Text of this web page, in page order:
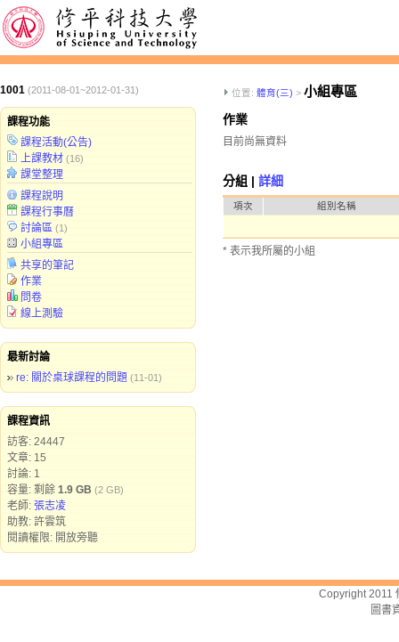
1001 (2011-08-01~2012-01-31)
課程功能
課程活動(公告)
上課教材 (16)
課堂整理
課程說明
課程行事曆
討論區 (1)
小組專區
共享的筆記
作業
問卷
線上測驗
最新討論
re: 關於桌球課程的問題 (11-01)
課程資訊
訪客: 24447
文章: 15
討論: 1
容量: 剩餘 1.9 GB (2 GB)
老師: 張志凌
助教: 許雲筑
閱讀權限: 開放旁聽
位置: 體育(三) > 小組專區
作業
目前尚無資料
分組 | 詳細
項次 組別名稱
* 表示我所屬的小組
Copyright 2011
圖書